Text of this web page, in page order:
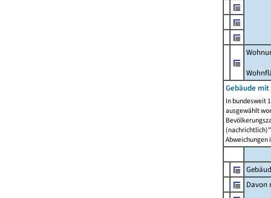
Gebäude
In bundesweit
ausgewählt
Abweichungen
Davon